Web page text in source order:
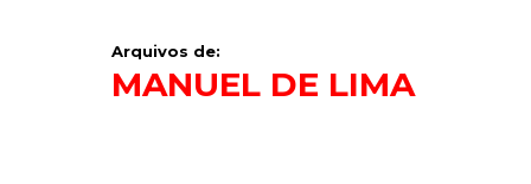
Arquivos de:
MANUEL DE LIMA